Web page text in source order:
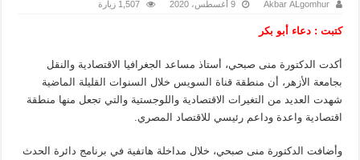
Akbar ALgomhur 9 أغسطس، 2020 1,507 زيارة
كتبت : دعاء أبو بكر
أكدت الدكتورة منى صبحي، أستاذ مساعد الجغرافيا الاقتصادية والنقل
بجامعة الأزهر، أن منطقة قناة السويس خلال السنوات القليلة الماضية
شهدت العديد من التغيرات الاقتصادية واللوجستية والتي تجعل منها منطقة
اقتصادية واعدة وداعم رئيسي للاقتصاد المصري.
وأضافت الدكتورة منى صبحي، خلال مداخلة هاتفية في برنامج دائرة الحدث